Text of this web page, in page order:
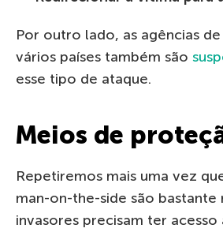
Por outro lado, as agências
vários países também são
esse tipo de ataque.
Meios de
Repetiremos mais uma vez
man-on-the-side são bastante
invasores precisam ter